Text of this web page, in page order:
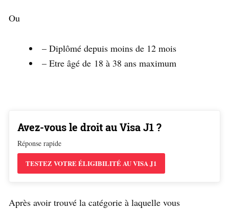
Ou
– Diplômé depuis moins de 12 mois
– Etre âgé de 18 à 38 ans maximum
Avez-vous le droit au Visa J1 ?
Réponse rapide
TESTEZ VOTRE ÉLIGIBILITÉ AU VISA J1
Après avoir trouvé la catégorie à laquelle vous